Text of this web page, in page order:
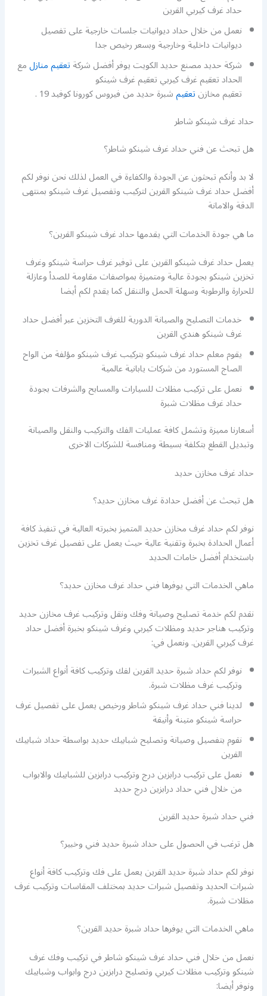
حداد غرف كيربي القرين
نعمل من خلال حداد ديوانيات جلسات خارجية على تفصيل
ديوانيات داخلية وخارجية وبسعر رخيص جدا
شركة حديد مصنع حديد الكويت يوفر أفضل شركةتعقيم منازلمع
الحداد تعقيم غرف كيربي تعقيم غرف شينكو
تعقيم مخازنتعقيمشبرة حديد من فيروس كورونا كوفيد 19 .
حداد غرف شينكو شاطر
هل تبحث عن فني حداد غرف شينكو شاطر؟
لا بد وأنكم تبحثون عن الجودة والكفاءة في العمل لذلك نحن نوفر لكم
أفضل حداد غرف شينكو القرين لتركيب وتفصيل غرف شينكو بمنتهى
الدقة والامانة
ما هي جودة الخدمات التي يقدمها حداد غرف شينكو القرين؟
يعمل حداد غرف شينكو القرين على توفير غرف حراسة شينكو وغرف
تخزين شينكو بجودة عالية ومتميزة بمواصفات مقاومة للصدأ وعازلة
للحرارة والرطوبة وسهلة الحمل والتنقل كما يقدم لكم أيضا
خدمات التصليح والصيانة الدورية للغرف التخزين عبر أفضل حداد
غرف شينكو هندي القرين
يقوم معلم حداد غرف شينكو بتركيب غرف شينكو مؤلفة من الواح
الصاج المستورد من شركات يابانية عالمية
نعمل على تركيب مظلات للسيارات والمسابح والشرفات بجودة
حداد غرف مظلات شبرة
أسعارنا مميزة وتشمل كافة عمليات الفك والتركيب والنقل والصيانة
وتبديل القطع بتكلفة بسيطة ومنافسة للشركات الاخرى
حداد غرف مخازن حديد
هل تبحث عن أفضل حدادة غرف مخازن حديد؟
نوفر لكم حداد غرف مخازن حديد المتميز بخبرته العالية في تنفيذ كافة
أعمال الحدادة بخبرة وتقنية عالية حيث يعمل على تفصيل غرف تخزين
باستخدام أفضل خامات الحديد
ماهي الخدمات التي يوفرها فني حداد غرف مخازن حديد؟
نقدم لكم خدمة تصليح وصيانة وفك ونقل وتركيب غرف مخازن حديد
وتركيب هناجر حديد ومظلات كيربي وغرف شينكو بخبرة أفضل حداد
غرف كيربي القرين. ونعمل في:
نوفر لكم حداد شبرة حديد القرين لفك وتركيب كافة أنواع الشبرات
وتركيب غرف مظلات شبرة.
لدينا فني حداد غرف شينكو شاطر ورخيص يعمل على تفصيل غرف
حراسة شينكو متينة وأنيقة
نقوم بتفصيل وصيانة وتصليح شبابيك حديد بواسطة حداد شبابيك
القرين
نعمل على تركيب درابزين درج وتركيب درابزين للشبابيك والابواب
من خلال فني حداد درابزين درج حديد
فني حداد شبرة حديد القرين
هل ترغب في الحصول على حداد شبرة حديد فني وخبير؟
نوفر لكم حداد شبرة حديد القرين يعمل على فك وتركيب كافة أنواع
شبرات الحديد وتفصيل شبرات حديد بمختلف المقاسات وتركيب غرف
مظلات شبرة.
ماهي الخدمات التي يوفرها حداد شبرة حديد القرين؟
نعمل من خلال فني حداد غرف شينكو شاطر في تركيب وفك غرف
شينكو وتركيب مظلات كيربي وتصليح درابزين درج وابواب وشبابيك
ونوفر أيضا: